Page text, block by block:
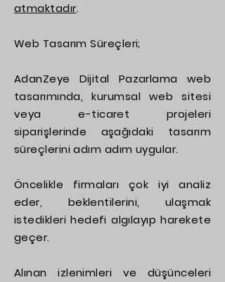
atmaktadır.
Web Tasarım Süreçleri;
AdanZeye Dijital Pazarlama web
tasarımında, kurumsal web sitesi
veya e-ticaret projeleri
siparişlerinde aşağıdaki tasarım
süreçlerini adım adım uygular.
Öncelikle firmaları çok iyi analiz
eder, beklentilerini, ulaşmak
istedikleri hedefi algılayıp harekete
geçer.
Alınan izlenimleri ve düşünceleri